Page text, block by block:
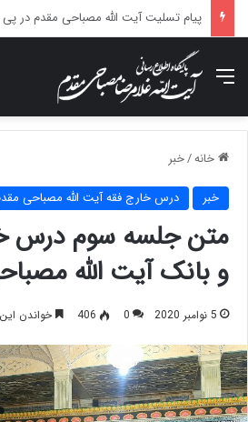
منو
خانه/خبر
خبر درس خارج فقه آیت الله مصباحی
متن جلسه سوم درس
و بانک آیت الله
5 نوامبر 2020 0
406 خواندن این مطلب 5